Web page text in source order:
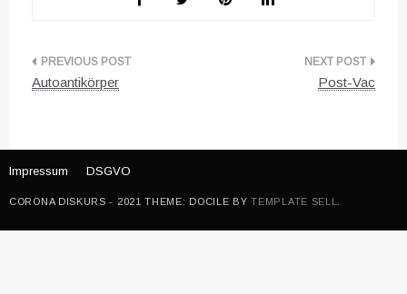
Beitragsnavigation
Autoantikörper Post-Vac
CORONA DISKURS - 2021 THEME: DOCILE BYTEMPLATE SELL
Impressum DSGVO